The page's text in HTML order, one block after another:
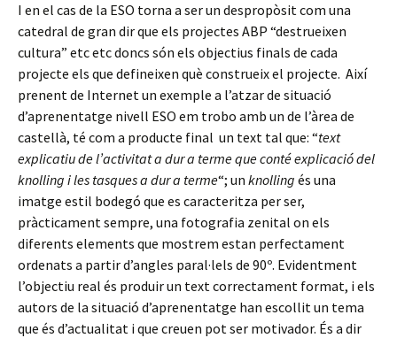
I en el cas de la ESO torna a ser un despropòsit com una
catedral de gran dir que els projectes ABP “destrueixen
cultura” etc etc doncs són els objectius finals de cada
projecte els que defineixen què construeix el projecte. Així
prenent de Internet un exemple a l’atzar de situació
d’aprenentatge nivell ESO em trobo amb un de l’àrea de
castellà, té com a producte final un text tal que: “text
explicatiu de l’activitat a dur a terme que conté explicació del
knolling i les tasques a dur a terme“; un knolling és una
imatge estil bodegó que es caracteritza per ser,
pràcticament sempre, una fotografia zenital on els
diferents elements que mostrem estan perfectament
ordenats a partir d’angles paral·lels de 90º. Evidentment
l’objectiu real és produir un text correctament format, i els
autors de la situació d’aprenentatge han escollit un tema
que és d’actualitat i que creuen pot ser motivador. És a dir